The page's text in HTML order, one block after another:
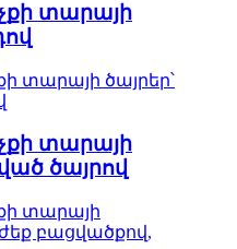
տարայի
տարայի
ծայրով